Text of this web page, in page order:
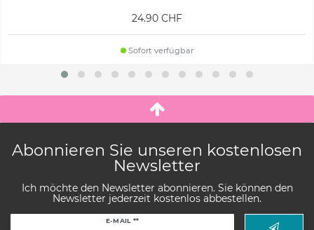
24.90 CHF
Sofort verfügbar
Abonnieren Sie unseren kostenlosen
Newsletter
Ich möchte den Newsletter abonnieren. Sie können den
Newsletter jederzeit kostenlos abbestellen.
E-MAIL **